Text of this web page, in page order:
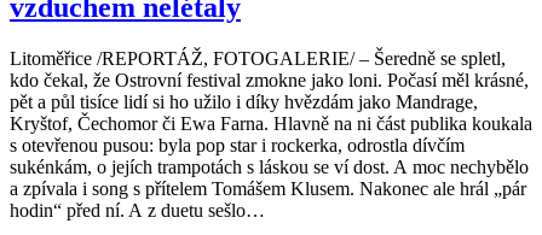
vzduchem nelétaly
Litoměřice /REPORTÁŽ, FOTOGALERIE/ – Šeredně se spletl,
kdo čekal, že Ostrovní festival zmokne jako loni. Počasí měl krásné,
pět a půl tisíce lidí si ho užilo i díky hvězdám jako Mandrage,
Kryštof, Čechomor či Ewa Farna. Hlavně na ni část publika koukala
s otevřenou pusou: byla pop star i rockerka, odrostla dívčím
sukénkám, o jejích trampotách s láskou se ví dost. A moc nechybělo
a zpívala i song s přítelem Tomášem Klusem. Nakonec ale hrál „pár
hodin“ před ní. A z duetu sešlo…